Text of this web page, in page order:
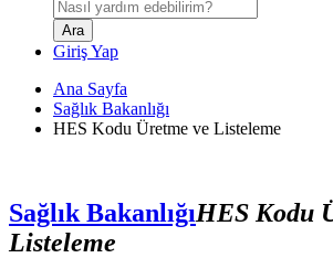
Giriş Yap
Ana Sayfa
Sağlık Bakanlığı
HES Kodu Üretme ve Listeleme
Sağlık BakanlığıHES Kodu
Listeleme